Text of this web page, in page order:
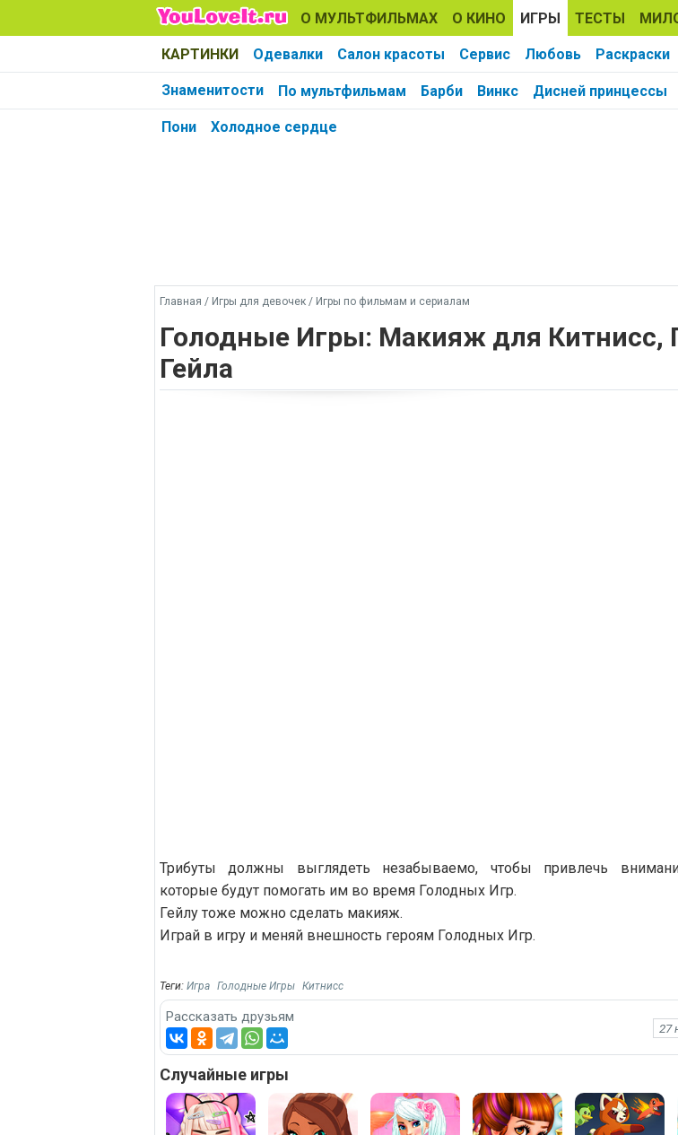
О МУЛЬТФИЛЬМАХ О КИНО ИГРЫ ТЕСТЫ
КАРТИНКИ Одевалки Салон красоты Сервис Любовь Раскраски
Знаменитости По мультфильмам Барби Винкс Дисней принцессы
Пони Холодное сердце
Главная / Игры для девочек / Игры по фильмам и сериалам
Голодные Игры: Макияж для Китнисс,
Гейла
Трибуты должны выглядеть незабываемо, чтобы привлечь
которые будут помогать им во время Голодных Игр.
Гейлу тоже можно сделать макияж.
Играй в игру и меняй внешность героям Голодных Игр.
Теги: Игра Голодные Игры Китнисс
Рассказать друзьям
27
Случайные игры